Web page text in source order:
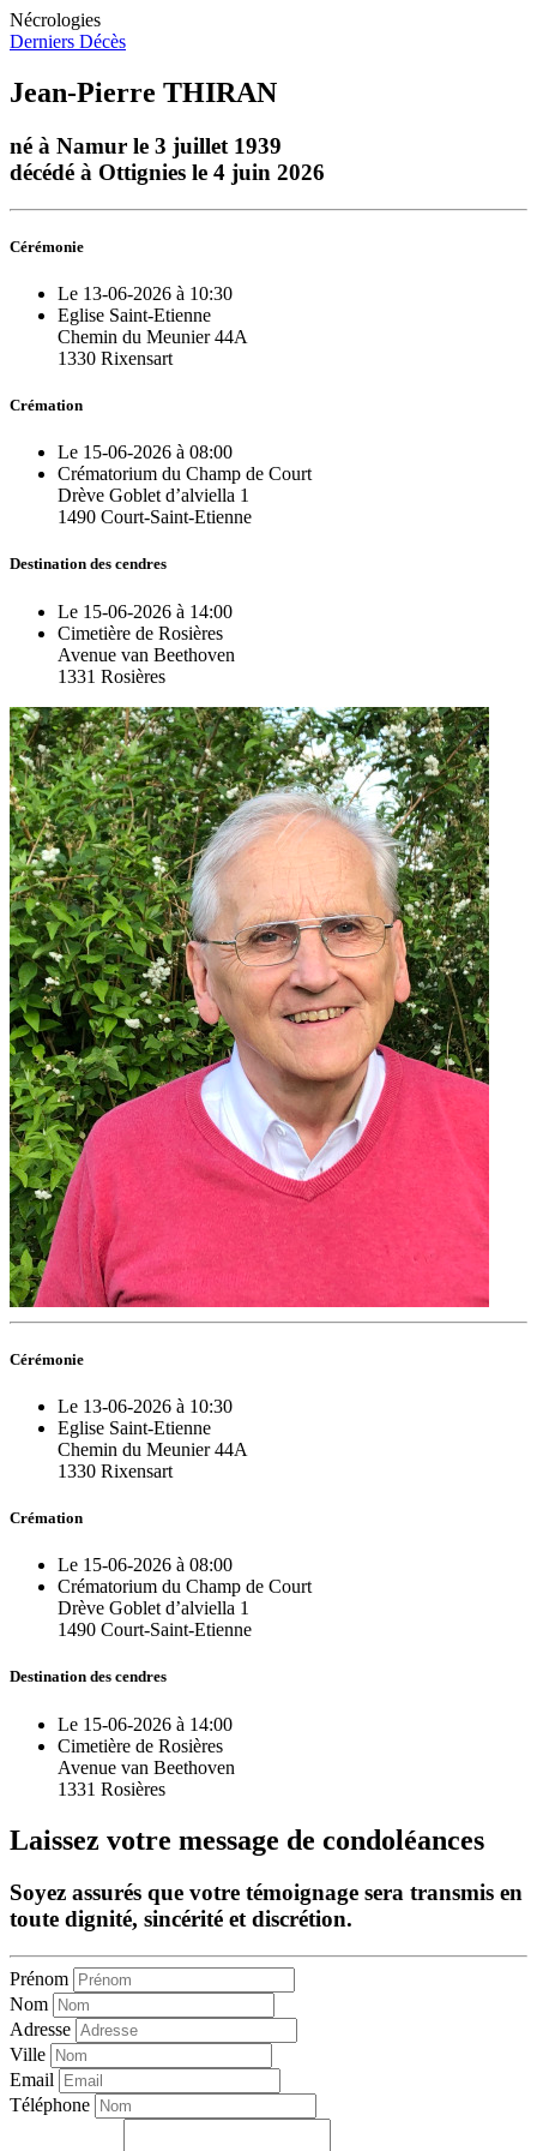
Nécrologies
Derniers Décès
Jean-Pierre THIRAN
né à Namur le 3 juillet 1939
décédé à Ottignies le 4 juin 2026
Cérémonie
Le 13-06-2026 à 10:30
Eglise Saint-Etienne
Chemin du Meunier 44A
1330 Rixensart
Crémation
Le 15-06-2026 à 08:00
Crématorium du Champ de Court
Drève Goblet d’alviella 1
1490 Court-Saint-Etienne
Destination des cendres
Le 15-06-2026 à 14:00
Cimetière de Rosières
Avenue van Beethoven
1331 Rosières
Cérémonie
Le 13-06-2026 à 10:30
Eglise Saint-Etienne
Chemin du Meunier 44A
1330 Rixensart
Crémation
Le 15-06-2026 à 08:00
Crématorium du Champ de Court
Drève Goblet d’alviella 1
1490 Court-Saint-Etienne
Destination des cendres
Le 15-06-2026 à 14:00
Cimetière de Rosières
Avenue van Beethoven
1331 Rosières
Laissez votre message de condoléances
Soyez assurés que votre témoignage sera transmis en
toute dignité, sincérité et discrétion.
Prénom
Nom
Adresse
Ville
Email
Téléphone